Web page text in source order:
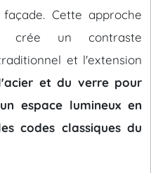
Cette approche
crée un contraste
et l'extension
et du verre pour
espace lumineux en
codes classiques du